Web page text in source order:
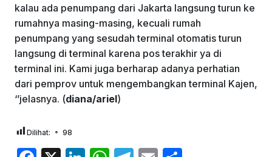
kalau ada penumpang dari Jakarta langsung turun ke
rumahnya masing-masing, kecuali rumah
penumpang yang sesudah terminal otomatis turun
langsung di terminal karena pos terakhir ya di
terminal ini. Kami juga berharap adanya perhatian
dari pemprov untuk mengembangkan terminal Kajen,
‘’jelasnya. (diana/ariel)
Dilihat: 98